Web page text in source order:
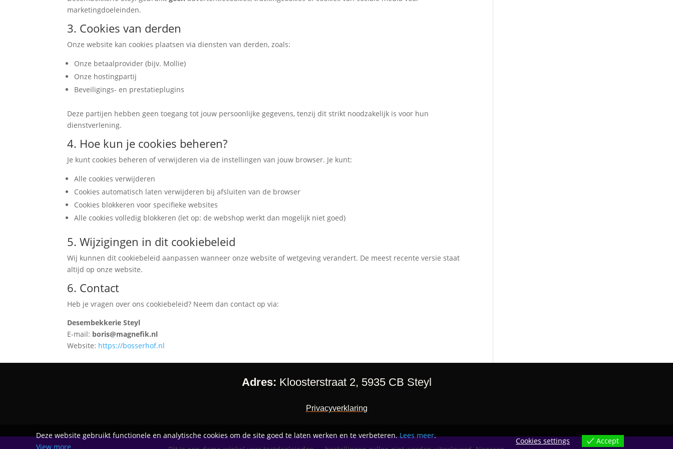
marketingdoeleinden.
3. Cookies van derden
Onze website kan cookies plaatsen via diensten van derden, zoals:
Onze betaalprovider (bijv. Mollie)
Onze hostingpartij
Beveiligings- en prestatieplugins
Deze partijen hebben geen toegang tot jouw persoonlijke gegevens, tenzij dit strikt noodzakelijk is voor hun
dienstverlening.
4. Hoe kun je cookies beheren?
Je kunt cookies beheren of verwijderen via de instellingen van jouw browser. Je kunt:
Alle cookies verwijderen
Cookies automatisch laten verwijderen bij afsluiten van de browser
Cookies blokkeren voor specifieke websites
Alle cookies volledig blokkeren (let op: de webshop werkt dan mogelijk niet goed)
5. Wijzigingen in dit cookiebeleid
Wij kunnen dit cookiebeleid aanpassen wanneer onze website of wetgeving verandert. De meest recente versie staat
altijd op onze website.
6. Contact
Heb je vragen over ons cookiebeleid? Neem dan contact op via:
Desembekkerie Steyl
E-mail: boris@magnefik.nl
Website: https://bosserhof.nl
Adres: Kloosterstraat 2, 5935 CB Steyl
Privacyverklaring
Deze website gebruikt functionele en analytische cookies om de site goed te laten werken en te verbeteren.Lees meer.
View more
Cookies settings Accept